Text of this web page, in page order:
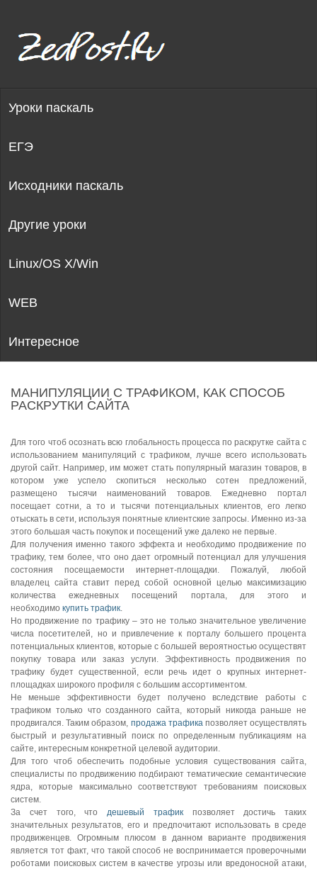
Уроки паскаль
ЕГЭ
Исходники паскаль
Другие уроки
Linux/OS X/Win
WEB
Интересное
МАНИПУЛЯЦИИ С ТРАФИКОМ, КАК СПОСОБ
РАСКРУТКИ САЙТА
Для того чтоб осознать всю глобальность процесса по раскрутке сайта с
использованием манипуляций с трафиком, лучше всего использовать
другой сайт. Например, им может стать популярный магазин товаров, в
котором уже успело скопиться несколько сотен предложений,
размещено тысячи наименований товаров. Ежедневно портал
посещает сотни, а то и тысячи потенциальных клиентов, его легко
отыскать в сети, используя понятные клиентские запросы. Именно из-за
этого большая часть покупок и посещений уже далеко не первые.
Для получения именно такого эффекта и необходимо продвижение по
трафику, тем более, что оно дает огромный потенциал для улучшения
состояния посещаемости интернет-площадки. Пожалуй, любой
владелец сайта ставит перед собой основной целью максимизацию
количества ежедневных посещений портала, для этого и
необходимо купить трафик.
Но продвижение по трафику – это не только значительное увеличение
числа посетителей, но и привлечение к порталу большего процента
потенциальных клиентов, которые с большей вероятностью осуществят
покупку товара или заказ услуги. Эффективность продвижения по
трафику будет существенной, если речь идет о крупных интернет-
площадках широкого профиля с большим ассортиментом.
Не меньше эффективности будет получено вследствие работы с
трафиком только что созданного сайта, который никогда раньше не
продвигался. Таким образом, продажа трафикапозволяет осуществлять
быстрый и результативный поиск по определенным публикациям на
сайте, интересным конкретной целевой аудитории.
Для того чтоб обеспечить подобные условия существования сайта,
специалисты по продвижению подбирают тематические семантические
ядра, которые максимально соответствуют требованиям поисковых
систем.
За счет того, что дешевый трафикпозволяет достичь таких
значительных результатов, его и предпочитают использовать в среде
продвиженцев. Огромным плюсом в данном варианте продвижения
является тот факт, что такой способ не воспринимается проверочными
роботами поисковых систем в качестве угрозы или вредоносной атаки,